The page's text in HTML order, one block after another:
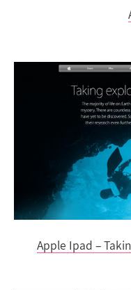
Apple Ipad –